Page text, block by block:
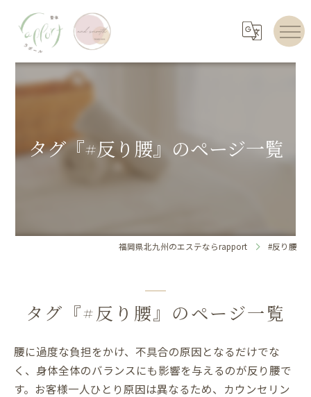
タグ『#反り腰』のページ一覧
福岡県北九州のエステならrapport #反り腰
タグ『#反り腰』のページ一覧
腰に過度な負担をかけ、不具合の原因となるだけでな
く、身体全体のバランスにも影響を与えるのが反り腰で
す。お客様一人ひとり原因は異なるため、カウンセリン